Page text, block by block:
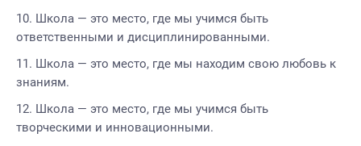
Школа — это место, где мы учимся быть
ответственными и дисциплинированными.
Школа — это место, где мы находим свою любовь к
знаниям.
Школа — это место, где мы учимся быть
творческими и инновационными.